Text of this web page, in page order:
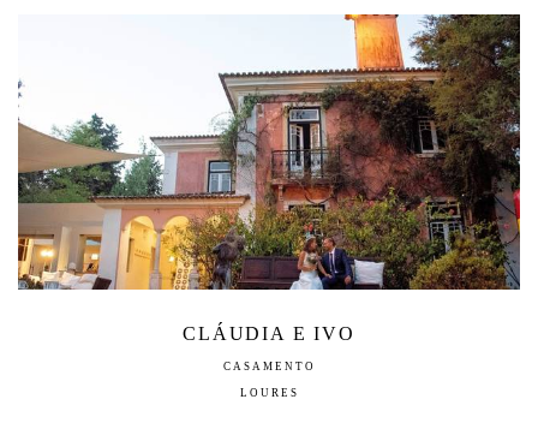
CLÁUDIA E IVO
CASAMENTO
LOURES